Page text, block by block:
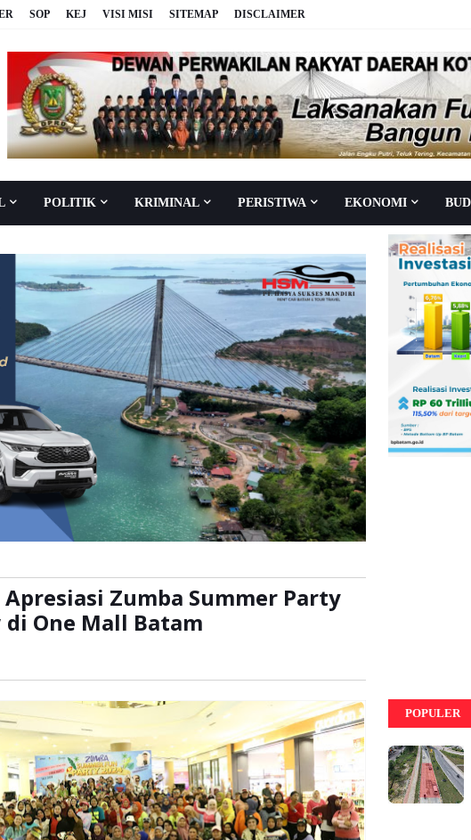
SOP KEJ VISI MISI SITEMAP DISCLAIMER
POLITIK KRIMINAL PERISTIWA EKONOMI
Zumba Summer Party
di One Mall Batam
POPULER